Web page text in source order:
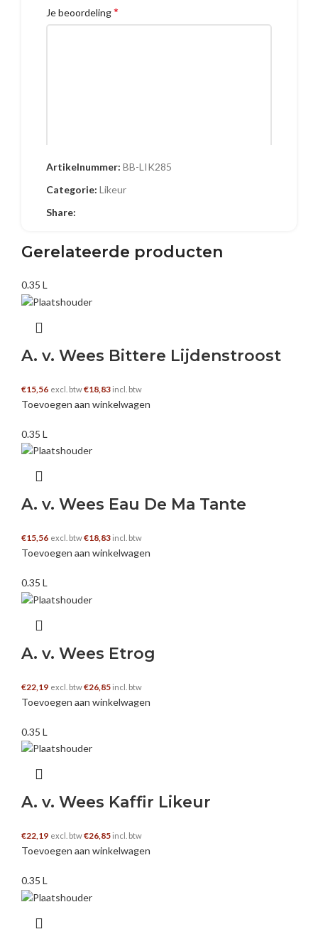
Je beoordeling*
E-mail
Artikelnummer: BB-LIK285
Categorie: Likeur
Share:
Gerelateerde producten
0.35 L
A. v. Wees Bittere Lijdenstroost
€15,56 excl. btw€18,83 incl. btw
Toevoegen aan winkelwagen
0.35 L
A. v. Wees Eau De Ma Tante
€15,56 excl. btw€18,83 incl. btw
Toevoegen aan winkelwagen
0.35 L
A. v. Wees Etrog
€22,19 excl. btw€26,85 incl. btw
Toevoegen aan winkelwagen
0.35 L
A. v. Wees Kaffir Likeur
€22,19 excl. btw€26,85 incl. btw
Toevoegen aan winkelwagen
0.35 L